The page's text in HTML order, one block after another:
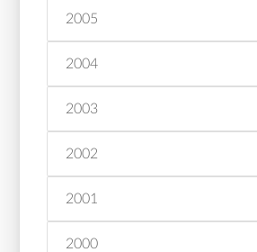
2005
2004
2003
2002
2001
2000